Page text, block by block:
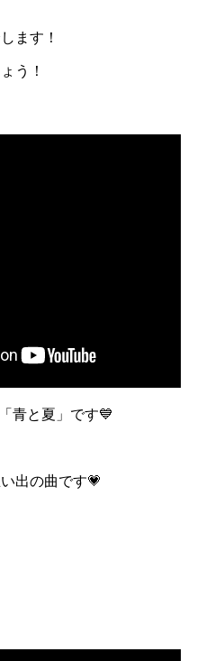
ます！
う！
青と夏」です💙
出の曲です💗